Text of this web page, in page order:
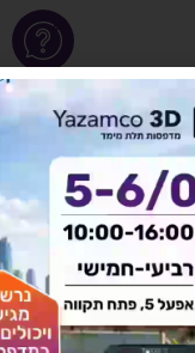
אולי